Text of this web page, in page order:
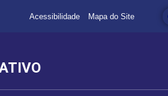
Acessibilidade Mapa do Site